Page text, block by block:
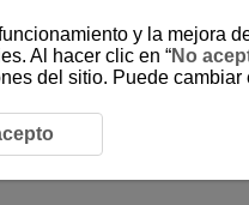
y la mejora
Al hacer clic en “No
del sitio. Puede